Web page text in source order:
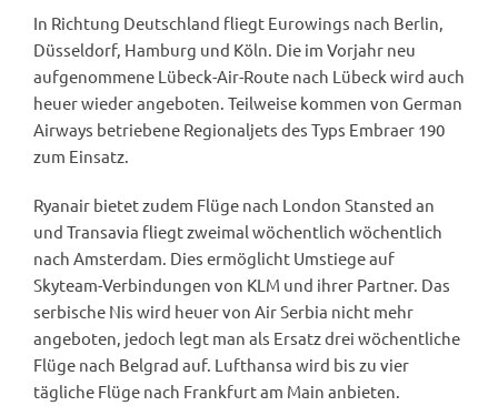
In Richtung Deutschland fliegt Eurowings nach Berlin,
Düsseldorf, Hamburg und Köln. Die im Vorjahr neu
aufgenommene Lübeck-Air-Route nach Lübeck wird auch
heuer wieder angeboten. Teilweise kommen von German
Airways betriebene Regionaljets des Typs Embraer 190
zum Einsatz.
Ryanair bietet zudem Flüge nach London Stansted an
und Transavia fliegt zweimal wöchentlich wöchentlich
nach Amsterdam. Dies ermöglicht Umstiege auf
Skyteam-Verbindungen von KLM und ihrer Partner. Das
serbische Nis wird heuer von Air Serbia nicht mehr
angeboten, jedoch legt man als Ersatz drei wöchentliche
Flüge nach Belgrad auf. Lufthansa wird bis zu vier
tägliche Flüge nach Frankfurt am Main anbieten.